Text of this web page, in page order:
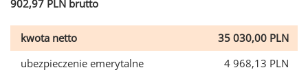
902,97 PLN brutto
kwota netto
35 030,00 PLN
ubezpieczenie emerytalne
4 968,13 PLN